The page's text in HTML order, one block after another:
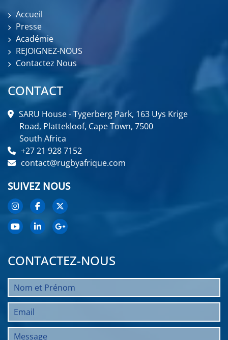
Accueil
Presse
Académie
REJOIGNEZ-NOUS
Contactez Nous
CONTACT
SARU House - Tygerberg Park, 163 Uys Krige
Road, Plattekloof, Cape Town, 7500
South Africa
+27 21 928 7152
contact@rugbyafrique.com
SUIVEZ NOUS
CONTACTEZ-NOUS